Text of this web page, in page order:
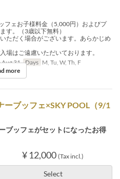
フェお子様料金（5,000円）およびプ
す。（3歳以下無料）
ただく場合がございます。あらかじめ
場はご遠慮いただいております。
Aug 31 Days M, Tu, W, Th, F
more
ーブッフェ×SKY POOL（9/1
ブッフェがセットになったお得
¥ 12,000 (Tax incl.)
Select